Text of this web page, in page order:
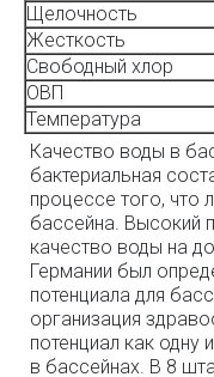
Щелочность
Жесткость
Свободный хлор
ОВП
Температура
Качество воды в
бактериальная
процессе того, что
бассейна. Высокий
качество воды на
Германии был
потенциала для
организация
потенциал как одну
в бассейнах. В 8